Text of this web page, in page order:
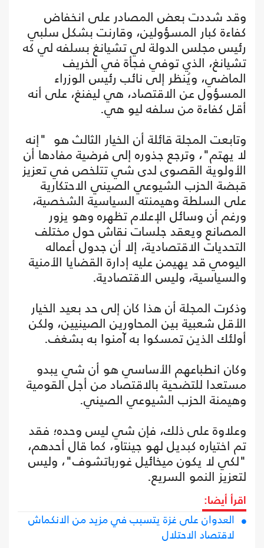
وقد شددت بعض المصادر على انخفاض
كفاءة كبار المسؤولين، وقارنت بشكل سلبي
رئيس مجلس الدولة لي تشيانغ بسلفه لي كه
تشيانغ، الذي توفي فجأة في الخريف
الماضي، ويُنظر إلى نائب رئيس الوزراء
المسؤول عن الاقتصاد، هي ليفنغ، على أنه
أقل كفاءة من سلفه ليو هي.
وتابعت المجلة قائلة أن الخيار الثالث هو "إنه
لا يهتم"، وترجع جذوره إلى فرضية مفادها أن
الأولوية القصوى لدى شي تتلخص في تعزيز
قبضة الحزب الشيوعي الصيني الاحتكارية
على السلطة وهيمنته السياسية الشخصية،
ورغم أن وسائل الإعلام تظهره وهو يزور
المصانع ويعقد جلسات نقاش حول مختلف
التحديات الاقتصادية، إلا أن جدول أعماله
اليومي قد يهيمن عليه إدارة القضايا الأمنية
والسياسية، وليس الاقتصادية.
وذكرت المجلة أن هذا كان إلى حد بعيد الخيار
الأقل شعبية بين المحاورين الصينيين، ولكن
أولئك الذين تمسكوا به آمنوا به بشغف.
وكان انطباعهم الأساسي هو أن شي يبدو
مستعدا للتضحية بالاقتصاد من أجل القومية
وهيمنة الحزب الشيوعي الصيني.
وعلاوة على ذلك، فإن شي ليس وحده؛ فقد
تم اختياره كبديل لهو جينتاو، كما قال أحدهم،
"لكي لا يكون ميخائيل غورباتشوف"، وليس
لتعزيز النمو السريع.
اقرأ أيضا:
العدوان على غزة يتسبب في مزيد من الانكماش
لاقتصاد الاحتلال